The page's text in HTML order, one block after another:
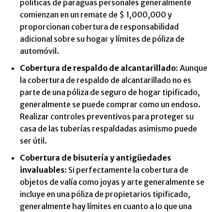
políticas de paraguas personales generalmente
comienzan en un remate de $ 1,000,000 y
proporcionan cobertura de responsabilidad
adicional sobre su hogar y límites de póliza de
automóvil.
Cobertura de respaldo de alcantarillado: Aunque
la cobertura de respaldo de alcantarillado no es
parte de una póliza de seguro de hogar tipificado,
generalmente se puede comprar como un endoso.
Realizar controles preventivos para proteger su
casa de las tuberías respaldadas asimismo puede
ser útil.
Cobertura de bisutería y antigüedades
invaluables: Si perfectamente la cobertura de
objetos de valía como joyas y arte generalmente se
incluye en una póliza de propietarios tipificado,
generalmente hay límites en cuanto a lo que una